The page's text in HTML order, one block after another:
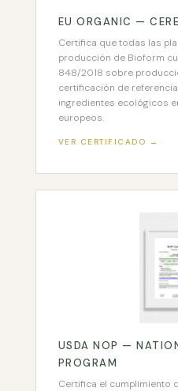
EU ORGANIC —
Certifica que todas las
producción de Bioform
848/2018 sobre
certificación de
ingredientes ecológicos
europeos.
VER CERTIFICADO →
USDA NOP —
PROGRAM
Certifica el cumplimiento